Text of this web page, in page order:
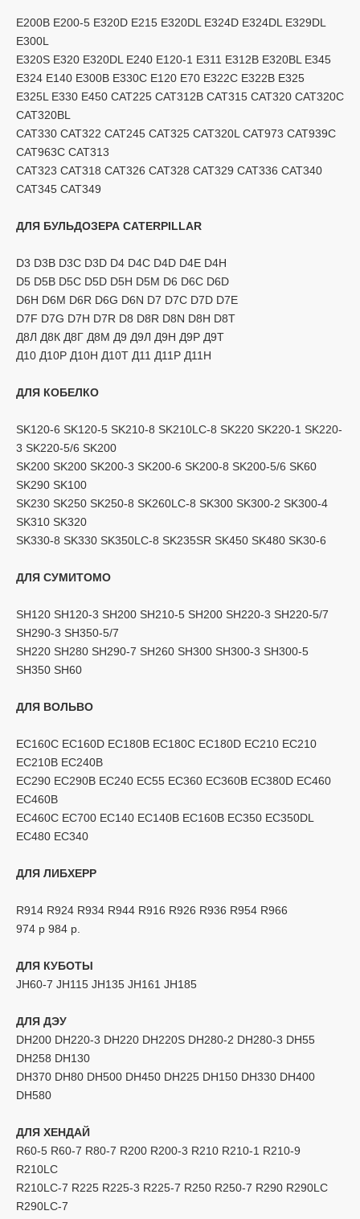
E200B E200-5 E320D E215 E320DL E324D E324DL E329DL
E300L
E320S E320 E320DL E240 E120-1 E311 E312B E320BL E345
E324 E140 E300B E330C E120 E70 E322C E322B E325
E325L E330 E450 CAT225 CAT312B CAT315 CAT320 CAT320C
CAT320BL
CAT330 CAT322 CAT245 CAT325 CAT320L CAT973 CAT939C
CAT963C CAT313
CAT323 CAT318 CAT326 CAT328 CAT329 CAT336 CAT340
CAT345 CAT349
ДЛЯ БУЛЬДОЗЕРА CATERPILLAR
D3 D3B D3C D3D D4 D4C D4D D4E D4H
D5 D5B D5C D5D D5H D5M D6 D6C D6D
D6H D6M D6R D6G D6N D7 D7C D7D D7E
D7F D7G D7H D7R D8 D8R D8N D8H D8T
Д8Л Д8К Д8Г Д8М Д9 Д9Л Д9Н Д9Р Д9Т
Д10 Д10Р Д10Н Д10Т Д11 Д11Р Д11Н
ДЛЯ КОБЕЛКО
SK120-6 SK120-5 SK210-8 SK210LC-8 SK220 SK220-1 SK220-
3 SK220-5/6 SK200
SK200 SK200 SK200-3 SK200-6 SK200-8 SK200-5/6 SK60
SK290 SK100
SK230 SK250 SK250-8 SK260LC-8 SK300 SK300-2 SK300-4
SK310 SK320
SK330-8 SK330 SK350LC-8 SK235SR SK450 SK480 SK30-6
ДЛЯ СУМИТОМО
SH120 SH120-3 SH200 SH210-5 SH200 SH220-3 SH220-5/7
SH290-3 SH350-5/7
SH220 SH280 SH290-7 SH260 ​​SH300 SH300-3 SH300-5
SH350 SH60
ДЛЯ ВОЛЬВО
EC160C EC160D EC180B EC180C EC180D EC210 EC210
EC210B EC240B
EC290 EC290B EC240 EC55 EC360 EC360B EC380D EC460
EC460B
EC460C EC700 EC140 EC140B EC160B EC350 EC350DL
EC480 EC340
ДЛЯ ЛИБХЕРР
R914 R924 R934 R944 R916 R926 R936 R954 R966
974 р 984 р.
ДЛЯ КУБОТЫ
JH60-7 JH115 JH135 JH161 JH185
ДЛЯ ДЭУ
DH200 DH220-3 DH220 DH220S DH280-2 DH280-3 DH55
DH258 DH130
DH370 DH80 DH500 DH450 DH225 DH150 DH330 DH400
DH580
ДЛЯ ХЕНДАЙ
R60-5 R60-7 R80-7 R200 R200-3 R210 R210-1 R210-9
R210LC
R210LC-7 R225 R225-3 R225-7 R250 R250-7 R290 R290LC
R290LC-7